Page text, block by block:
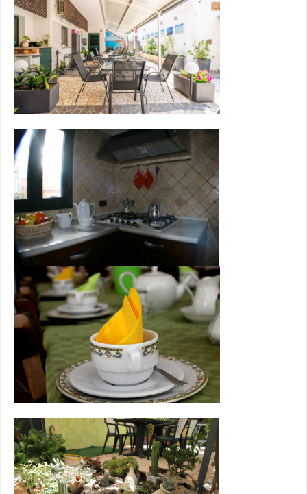
Il Territorio
La provincia di
oasi nell'oasi, diversa
Sardegna...